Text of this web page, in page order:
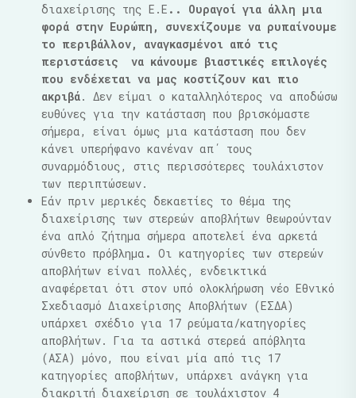
διαχείρισης της Ε.Ε .. Ουραγοί για άλλη μια
φορά στην Ευρώπη, συνεχίζουμε να ρυπαίνουμε
το περιβάλλον, αναγκασμένοι από τις
περιστάσεις να κάνουμε βιαστικές επιλογές
που ενδέχεται να μας κοστίζουν και πιο
ακριβά. Δεν είμαι ο καταλληλότερος να αποδώσω
ευθύνες για την κατάσταση που βρισκόμαστε
σήμερα, είναι όμως μια κατάσταση που δεν
κάνει υπερήφανο κανέναν απ΄ τους
συναρμόδιους, στις περισσότερες τουλάχιστον
των περιπτώσεων.
Εάν πριν μερικές δεκαετίες το θέμα της
διαχείρισης των στερεών αποβλήτων θεωρούνταν
ένα απλό ζήτημα σήμερα αποτελεί ένα αρκετά
σύνθετο πρόβλημα . Οι κατηγορίες των στερεών
αποβλήτων είναι πολλές, ενδεικτικά
αναφέρεται ότι στον υπό ολοκλήρωση νέο Εθνικό
Σχεδιασμό Διαχείρισης Αποβλήτων (ΕΣΔΑ)
υπάρχει σχέδιο για 17 ρεύματα/κατηγορίες
αποβλήτων. Για τα αστικά στερεά απόβλητα
(ΑΣΑ) μόνο, που είναι μία από τις 17
κατηγορίες αποβλήτων, υπάρχει ανάγκη για
διακριτή διαχείριση σε τουλάχιστον 4